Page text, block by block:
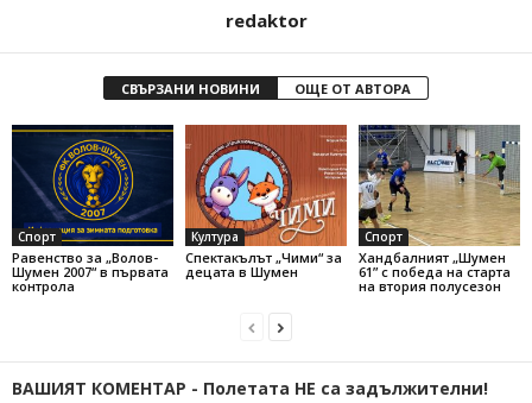
redaktor
СВЪРЗАНИ НОВИНИ ОЩЕ ОТ АВТОРА
Спорт
Равенство за „Волов-
Шумен 2007“ в първата
контрола
Култура
Спектакълът „Чими“ за
децата в Шумен
Спорт
Хандбалният „Шумен
61” с победа на старта
на втория полусезон
ВАШИЯТ КОМЕНТАР - Полетата НЕ са задължителни!